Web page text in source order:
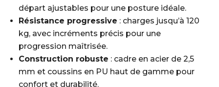
départ ajustables pour une posture idéale.
Résistance progressive : charges jusqu’à 120
kg, avec incréments précis pour une
progression maîtrisée.
Construction robuste : cadre en acier de 2,5
mm et coussins en PU haut de gamme pour
confort et durabilité.